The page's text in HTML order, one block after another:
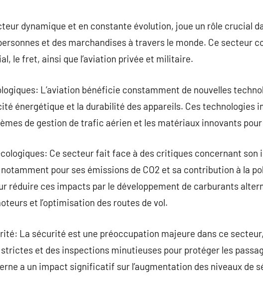
dynamique et en constante évolution, joue un rôle crucial
et des marchandises à travers le monde. Ce secteur
le fret, ainsi que l’aviation privée et militaire.
L’aviation bénéficie constamment de nouvelles
énergétique et la durabilité des appareils. Ces technologies
de gestion de trafic aérien et les matériaux innovants
Ce secteur fait face à des critiques concernant son
notamment pour ses émissions de CO2 et sa contribution à la
réduire ces impacts par le développement de carburants
et l’optimisation des routes de vol.
La sécurité est une préoccupation majeure dans ce
et des inspections minutieuses pour protéger les
a un impact significatif sur l’augmentation des niveaux de